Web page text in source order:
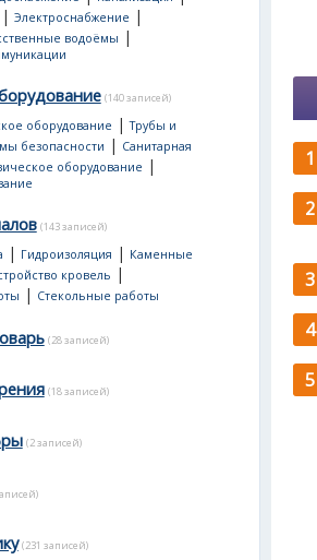
| Электроснабжение |
водоёмы |
(140 записей)
оборудование |Трубы и
безопасности | Санитарная
оборудование |
(143 записей)
| Гидроизоляция | Каменные
кровель |
| Стекольные работы
(28 записей)
(18 записей)
(2 записей)
(231 записей)
1
2
3
4
5